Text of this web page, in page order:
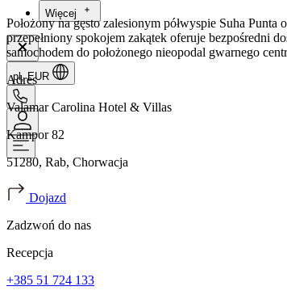
Więcej
pl, EUR
Położony na gęsto zalesionym półwyspie Suha
przepełniony spokojem zakątek oferuje bezpośredni
samochodem do położonego nieopodal gwarnego
Adres
Valamar Carolina Hotel & Villas
Kampor 82
51280, Rab, Chorwacja
Dojazd
Zadzwoń do nas
Recepcja
+385 51 724 133